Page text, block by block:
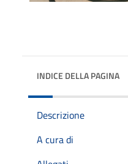
INDICE DELLA PAGINA
Descrizione
A cura di